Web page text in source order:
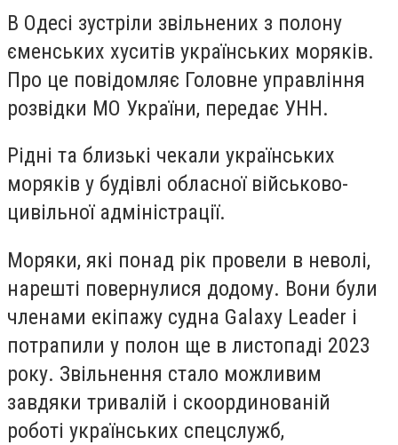
В Одесі зустріли звільнених з полону
єменських хуситів українських моряків.
Про це повідомляє Головне управління
розвідки МО України, передає УНН.
Рідні та близькі чекали українських
моряків у будівлі обласної військово-
цивільної адміністрації.
Моряки, які понад рік провели в неволі,
нарешті повернулися додому. Вони були
членами екіпажу судна Galaxy Leader і
потрапили у полон ще в листопаді 2023
року. Звільнення стало можливим
завдяки тривалій і скоординованій
роботі українських спецслужб,